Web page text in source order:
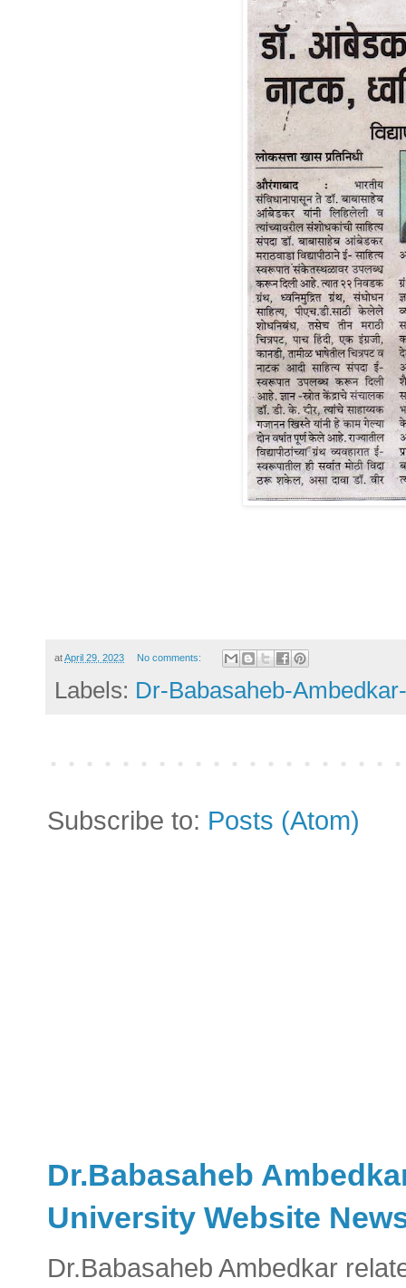
atApril 29, 2023 No comments:
Labels: Dr-Babasaheb-
Subscribe to: Posts (Atom)
Dr.Babasaheb
University Website
Dr.Babasaheb Ambedkar